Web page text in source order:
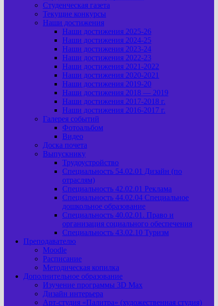
Студенческая газета
Текущие конкурсы
Наши достижения
Наши достижения 2025-26
Наши достижения 2024-25
Наши достижения 2023-24
Наши достижения 2022-23
Наши достижения 2021-2022
Наши достижения 2020-2021
Наши достижения 2019-20
Наши достижения 2018 — 2019
Наши достижения 2017-2018 г.
Наши достижения 2016-2017 г.
Галерея событий
Фотоальбом
Видео
Доска почета
Выпускнику
Трудоустройство
Специальность 54.02.01 Дизайн (по
отраслям)
Специальность 42.02.01 Реклама
Специальность 44.02.04 Специальное
дошкольное образование
Специальность 40.02.01. Право и
организация социального обеспечения
Специальность 43.02.10 Туризм
Преподавателю
Moodle
Расписание
Методическая копилка
Дополнительное образование
Изучение программы 3D Max
Дизайн интерьера
Арт-cтудия «Палитра» (художественная студия)